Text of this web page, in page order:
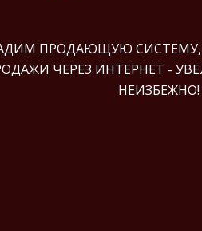
ПРОДАЮЩУЮ СИСТЕМУ,
ЧЕРЕЗ ИНТЕРНЕТ -
НЕИЗБЕЖНО!